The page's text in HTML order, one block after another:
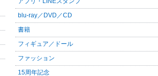
blu-ray／DVD／CD
書籍
フィギュア／ドール
ファッション
15周年記念